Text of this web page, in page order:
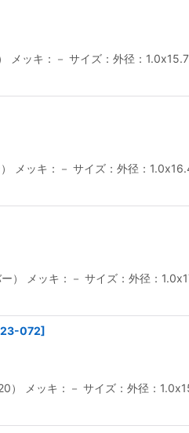
メッキ：－ サイズ：外径：
メッキ：－ サイズ：外径：
） メッキ：－ サイズ：外径：
23-072]
） メッキ：－ サイズ：外径：